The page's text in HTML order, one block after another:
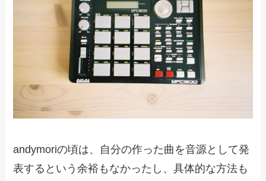
andymoriの頃は、自分の作った曲を音源として発
表するという余裕もなかったし、具体的な方法も